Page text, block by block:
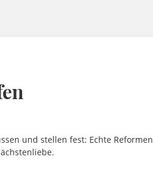
und stellen fest: Echte Reformen